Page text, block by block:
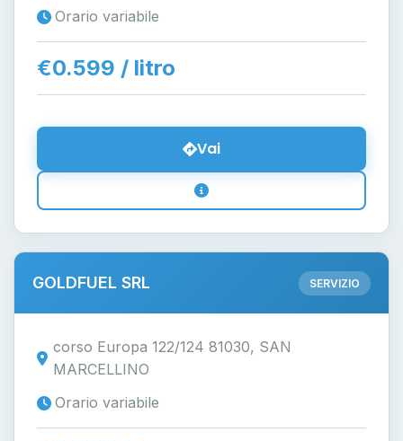
Orario variabile
€0.599 / litro
Vai
GOLDFUEL SRL SERVIZIO
corso Europa 122/124 81030, SAN
MARCELLINO
Orario variabile